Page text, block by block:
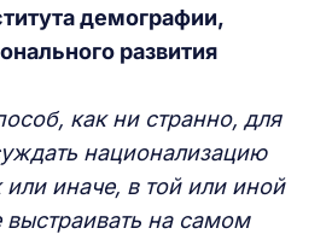
демографии,
развития
как ни странно, для
национализацию
или иначе, в той или иной
на самом